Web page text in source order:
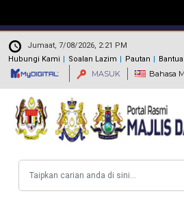
.
Jumaat, 7/08/2026, 2:21 PM
Hubungi Kami
Soalan Lazim Pautan
MASUK Bahasa